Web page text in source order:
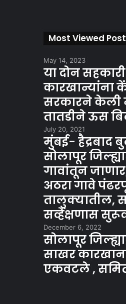
Most Viewed
May 14, 2023
या दोन
कारखान्यांना
सरकारने केली
तातडीने ऊस
July 20, 2021
मुंबई- हैद्रबाद
सोलापूर
गावांतून
अठरा गावे
तालुक्यातील,
सर्व्हेक्षणास
December 6, 2022
सोलापूर
साखर
एकवटले ,